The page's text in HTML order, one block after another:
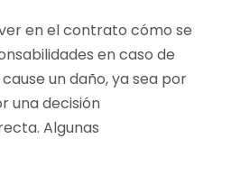
en el contrato cómo se
en caso de
un daño, ya sea por
una decisión
Algunas